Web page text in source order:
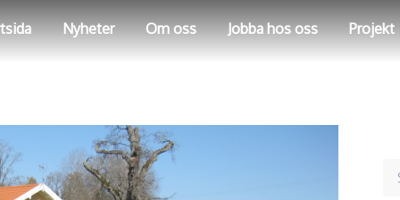
Nyheter Om oss Jobba hos oss Projekt